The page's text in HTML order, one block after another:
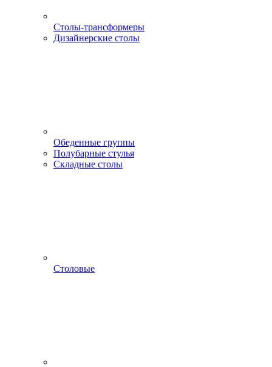
Столы-трансформеры
Дизайнерские столы
Обеденные группы
Полубарные стулья
Складные столы
Столовые